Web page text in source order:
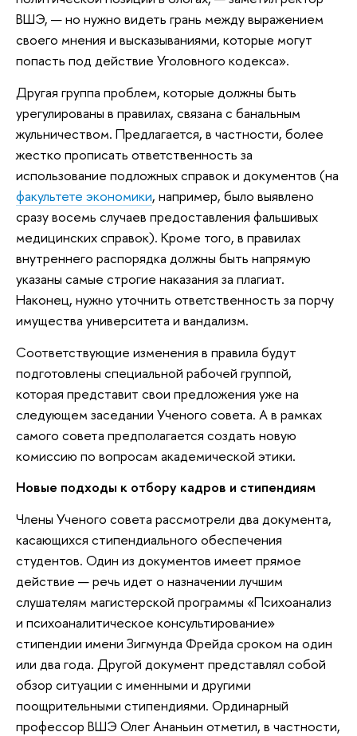
ВШЭ, — но нужно видеть грань между выражением
своего мнения и высказываниями, которые могут
попасть под действие Уголовного кодекса».
Другая группа проблем, которые должны быть
урегулированы в правилах, связана с банальным
жульничеством. Предлагается, в частности, более
жестко прописать ответственность за
использование подложных справок и документов (на
факультете экономики, например, было выявлено
сразу восемь случаев предоставления фальшивых
медицинских справок). Кроме того, в правилах
внутреннего распорядка должны быть напрямую
указаны самые строгие наказания за плагиат.
Наконец, нужно уточнить ответственность за порчу
имущества университета и вандализм.
Соответствующие изменения в правила будут
подготовлены специальной рабочей группой,
которая представит свои предложения уже на
следующем заседании Ученого совета. А в рамках
самого совета предполагается создать новую
комиссию по вопросам академической этики.
Новые подходы к отбору кадров и стипендиям
Члены Ученого совета рассмотрели два документа,
касающихся стипендиального обеспечения
студентов. Один из документов имеет прямое
действие — речь идет о назначении лучшим
слушателям магистерской программы «Психоанализ
и психоаналитическое консультирование»
стипендии имени Зигмунда Фрейда сроком на один
или два года. Другой документ представлял собой
обзор ситуации с именными и другими
поощрительными стипендиями. Ординарный
профессор ВШЭ Олег Ананьин отметил, в частности,